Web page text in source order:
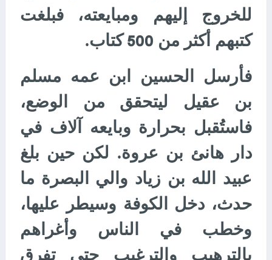
للخروج إليهم ومبايعته، فبلغت
كتبهم أكثر من 500 كتاب.
فأرسل الحسين ابن عمه مسلم
بن عقيل ليتحقق من الوضع،
فاستُقبل بحرارة وبايعه آلاف في
دار هانئ بن عروة. لكن حين بلغ
عبيد الله بن زياد والي البصرة ما
حدث، دخل الكوفة وسيطر عليها،
وخطب في الناس وأغراهم
بالترهيب والترغيب حتى تفرق